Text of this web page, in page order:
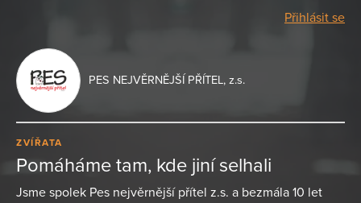
Přihlásit se
PES NEJVĚRNĚJŠÍ PŘÍTEL, z.s.
ZVÍŘATA
Pomáháme tam, kde jiní selhali
Jsme spolek Pes nejvěrnější přítel z.s. a bezmála 10 let